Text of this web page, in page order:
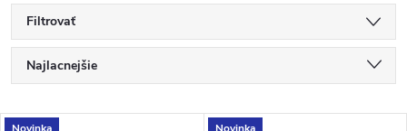
Filtrovať
R
a
Najlacnejšie
Novinka Novinka